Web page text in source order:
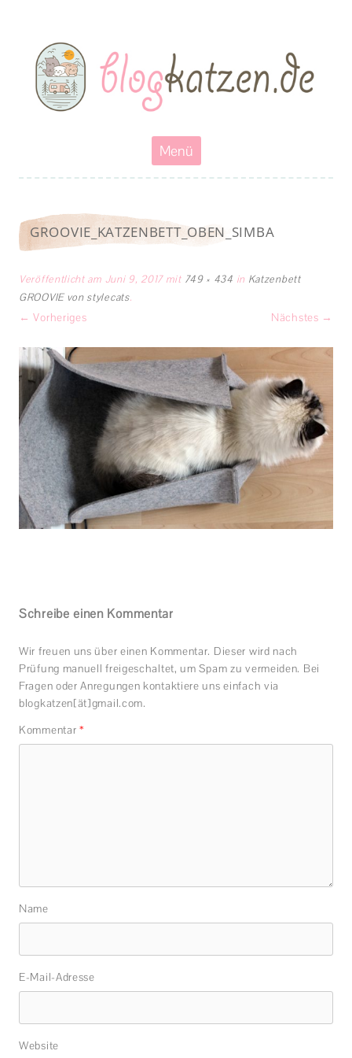
Blogkatzen
Menü
Inhalt
springen
GROOVIE_KATZENBETT_OBEN_SIMBA
Veröffentlicht am Juni 9, 2017mit 749 × 434 in Katzenbett
GROOVIE von stylecats.
← Vorheriges Nächstes →
Schreibe einen Kommentar
Wir freuen uns über einen Kommentar. Dieser wird nach
Prüfung manuell freigeschaltet, um Spam zu vermeiden. Bei
Fragen oder Anregungen kontaktiere uns einfach via
blogkatzen[ät]gmail.com.
Kommentar *
Name
E-Mail-Adresse
Website